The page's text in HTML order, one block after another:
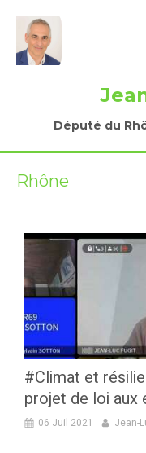
Député du
Rhône
#Climat et
projet de loi aux
06 Juil 2021 Jean-